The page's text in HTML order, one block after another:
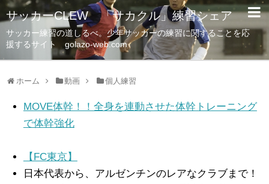
サッカーCLEW 「サカクル」練習シェア
サッカー練習の道しるべ。少年サッカーの練習に関することを応
援するサイト golazo-web.com
ホーム 動画 個人練習
MOVE体幹！！全身を連動させた体幹トレーニング
で体幹強化
【FC東京】
日本代表から、アルゼンチンのレアなクラブまで！